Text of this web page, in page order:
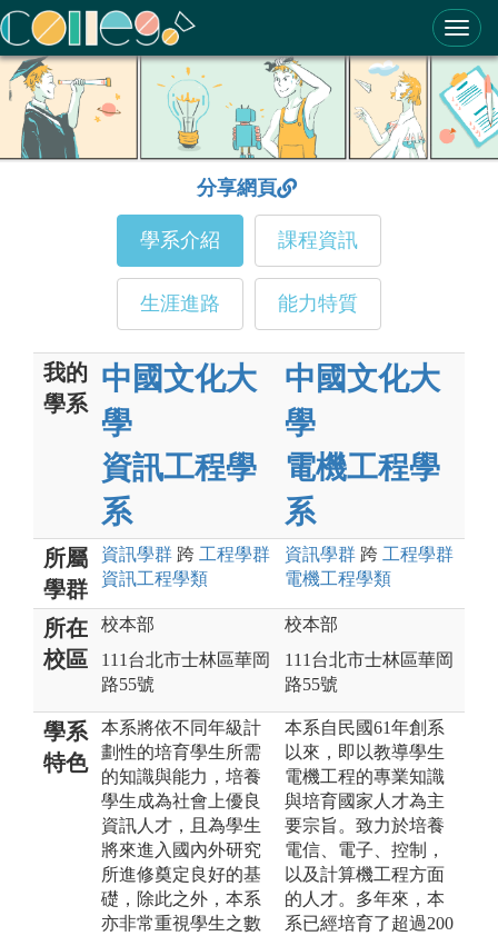
ColleGo! 大學選才與高中育才輔助系統
分享網頁
學系介紹 課程資訊
生涯進路 能力特質
我的
學系
中國文化大
學
資訊工程學
系
中國文化大
學
電機工程學
系
所屬
學群
資訊學群 跨 工程學群
資訊工程學類
資訊學群 跨 工程學群
電機工程學類
所在
校區
校本部
111台北市士林區華岡
路55號
校本部
111台北市士林區華岡
路55號
學系
特色
本系將依不同年級計
劃性的培育學生所需
的知識與能力，培養
學生成為社會上優良
資訊人才，且為學生
將來進入國內外研究
所進修奠定良好的基
礎，除此之外，本系
亦非常重視學生之數
本系自民國61年創系
以來，即以教導學生
電機工程的專業知識
與培育國家人才為主
要宗旨。致力於培養
電信、電子、控制，
以及計算機工程方面
的人才。多年來，本
系已經培育了超過200